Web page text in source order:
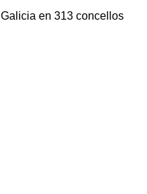
Galicia en 313 concellos